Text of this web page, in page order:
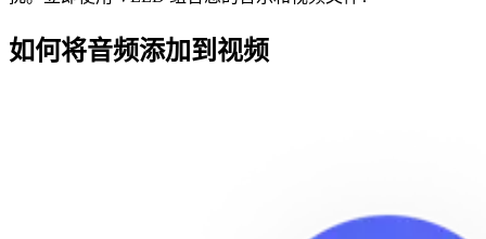
如何将音频添加到视频